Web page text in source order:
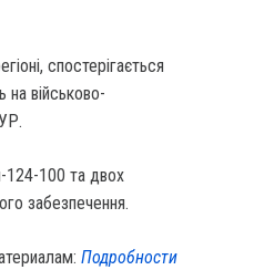
спостерігається
на військово-
124-100 та двох
забезпечення.
Подробности